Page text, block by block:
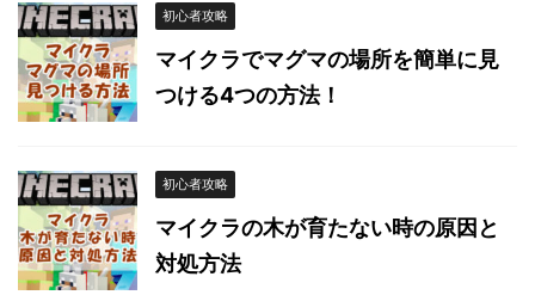
初心者攻略
マイクラでマグマの場所を簡単に見
つける4つの方法！
初心者攻略
マイクラの木が育たない時の原因と
対処方法